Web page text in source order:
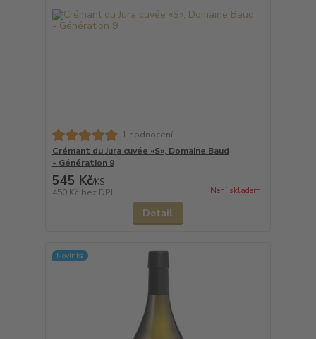
1 hodnocení
Crémant du Jura cuvée «S», Domaine Baud
- Génération 9
545 Kč/KS
450 Kč bez DPH Není skladem
Detail
Novinka